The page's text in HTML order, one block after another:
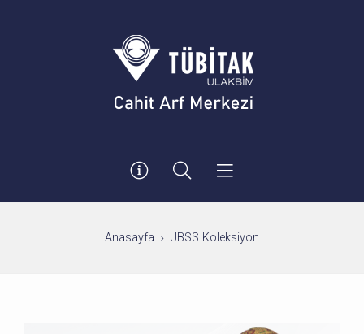
Anasayfa UBSS Koleksiyon